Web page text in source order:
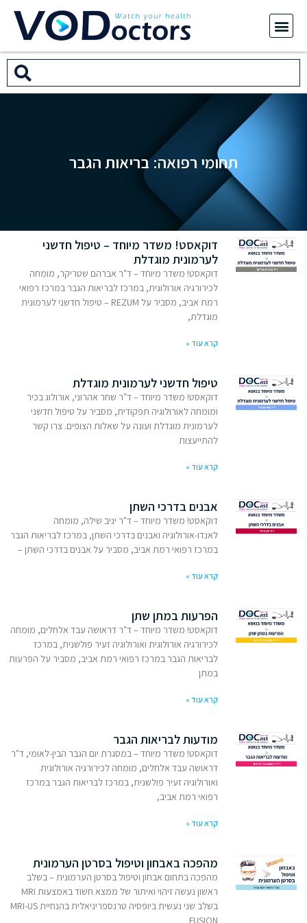
תחומי רפואה: בריאות הגבר
דוקאסט! משדר מיוחד – טיפול חדשני
לערמונית מוגדלת
דוקאסט! משדר מיוחד – ד"ר אברהם שטריקר, מומחה
לכירורגיה אורולוגית, במרכז לבריאות הגבר במרכז רפואי
רמת אביב, מסביר על REZUM – טיפול חדשני לערמונית
מוגדלת,
קרא עוד »
טיפול חדשני לערמונית מוגדלת
דוקאסט! משדר מיוחד – ד"ר שחר אהרוני, אורולוג בכיר
ומומחה לאורולוגיה תפקודית, מסביר על טיפול חדשני
לערמונית מוגדלת ועונה על שאלות הצופים. צרו קשר
להתייעצות
קרא עוד »
אבנים בדרכי השתן
דוקאסט! משדר מיוחד – ד"ר יניב שילה, מומחה
לאנדו-אורולוגיה ואבנים בדרכי השתן, במרכז לבריאות הגבר
במרכז רפואי רמת אביב, מסביר על אבנים בדרכי השתן –
קרא עוד »
הפרעות במתן שתן
דוקאסט! משדר מיוחד – ד"ר דראושה עבד אלחלים, מומחה
לכירורגיה אורולוגית ואורולוגיה זעיר פולשנית, במרכז
לבריאות הגבר במרכז רפואי רמת אביב, מסביר על הפרעות
במתן
קרא עוד »
מודעות לבריאות הגבר
דוקאסט! משדר מיוחד – במסגרת יום הגבר הבין-לאומי, ד"ר
דראושה עבד אלחלים, מומחה לכירורגיה אורולוגית
ואורולוגיה זעיר פולשנית, במרכז לבריאות הגבר במרכז
רפואי רמת אביב,
קרא עוד »
מהפכה באבחון וטיפול בסרטן הערמונית
מהפכה בתחום אבחון וטיפול בסרטן הערמונית – בשלב
ראשון נעשה זיהוי ואיתור של ממצא חשוד באמצעות MRI
בשלב שני נעשית ביופסיה טרנספריניאלית בהנחיית MRI-US
FUSION